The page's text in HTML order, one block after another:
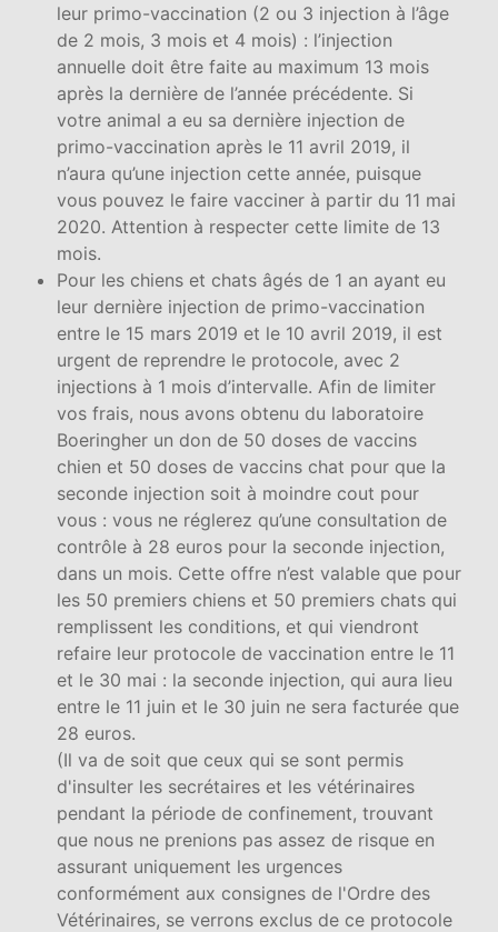
leur primo-vaccination (2 ou 3 injection à l’âge
de 2 mois, 3 mois et 4 mois) : l’injection
annuelle doit être faite au maximum 13 mois
après la dernière de l’année précédente. Si
votre animal a eu sa dernière injection de
primo-vaccination après le 11 avril 2019, il
n’aura qu’une injection cette année, puisque
vous pouvez le faire vacciner à partir du 11 mai
2020. Attention à respecter cette limite de 13
mois.
Pour les chiens et chats âgés de 1 an ayant eu
leur dernière injection de primo-vaccination
entre le 15 mars 2019 et le 10 avril 2019, il est
urgent de reprendre le protocole, avec 2
injections à 1 mois d’intervalle. Afin de limiter
vos frais, nous avons obtenu du laboratoire
Boeringher un don de 50 doses de vaccins
chien et 50 doses de vaccins chat pour que la
seconde injection soit à moindre cout pour
vous : vous ne réglerez qu’une consultation de
contrôle à 28 euros pour la seconde injection,
dans un mois. Cette offre n’est valable que pour
les 50 premiers chiens et 50 premiers chats qui
remplissent les conditions, et qui viendront
refaire leur protocole de vaccination entre le 11
et le 30 mai : la seconde injection, qui aura lieu
entre le 11 juin et le 30 juin ne sera facturée que
28 euros.
(Il va de soit que ceux qui se sont permis
d'insulter les secrétaires et les vétérinaires
pendant la période de confinement, trouvant
que nous ne prenions pas assez de risque en
assurant uniquement les urgences
conformément aux consignes de l'Ordre des
Vétérinaires, se verrons exclus de ce protocole